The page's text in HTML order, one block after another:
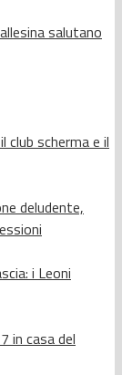
salutano
scherma e il
deludente,
i Leoni
in casa del